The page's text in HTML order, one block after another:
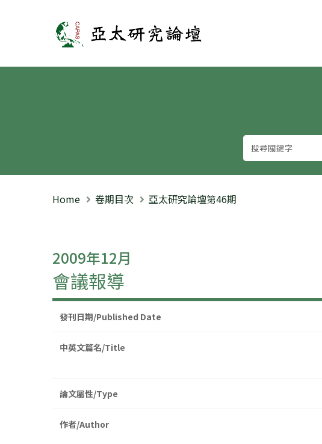
亞太研究論壇
Home 卷期目次 亞太研究論壇第46期
2009年12月
會議報導
發刊日期/Published Date
中英文篇名/Title
論文屬性/Type
作者/Author